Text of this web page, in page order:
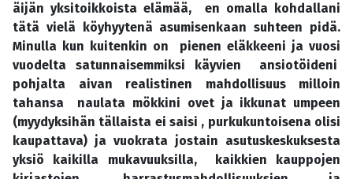
äijän yksitoikkoista elämää, en omalla kohdallani
tätä vielä köyhyytenä asumisenkaan suhteen pidä.
Minulla kun kuitenkin on pienen eläkkeeni ja vuosi
vuodelta satunnaisemmiksi käyvien ansiotöideni
pohjalta aivan realistinen mahdollisuus milloin
tahansa naulata mökkini ovet ja ikkunat umpeen
(myydyksihän tällaista ei saisi , purkukuntoisena olisi
kaupattava) ja vuokrata jostain asutuskeskuksesta
yksiö kaikilla mukavuuksilla, kaikkien kauppojen